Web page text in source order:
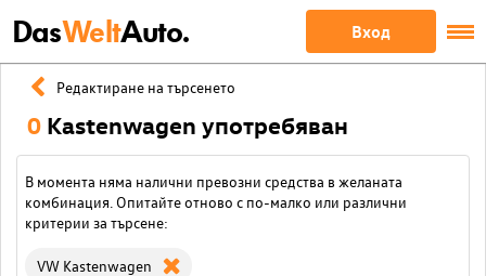
DasWeltAuto. Вход
Редактиране на търсенето
0 Kastenwagen употребяван
В момента няма налични превозни средства в желаната
комбинация. Опитайте отново с по-малко или различни
критерии за търсене:
VW Kastenwagen